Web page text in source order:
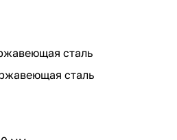
сталь
сталь